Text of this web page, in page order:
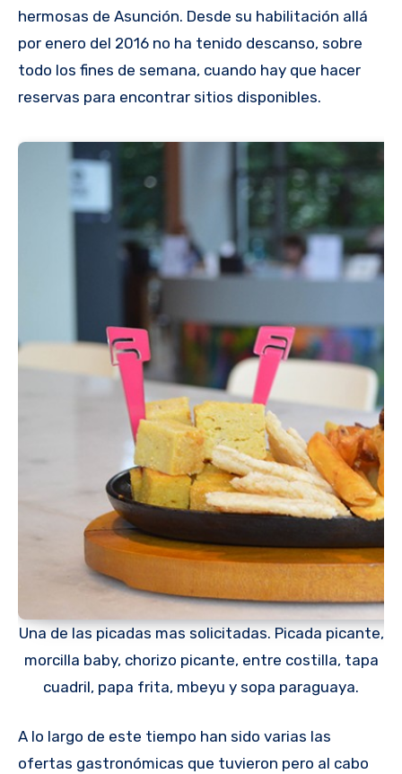
hermosas de Asunción. Desde su habilitación allá
por enero del 2016 no ha tenido descanso, sobre
todo los fines de semana, cuando hay que hacer
reservas para encontrar sitios disponibles.
Una de las picadas mas solicitadas. Picada picante,
morcilla baby, chorizo picante, entre costilla, tapa
cuadril, papa frita, mbeyu y sopa paraguaya.
A lo largo de este tiempo han sido varias las
ofertas gastronómicas que tuvieron pero al cabo